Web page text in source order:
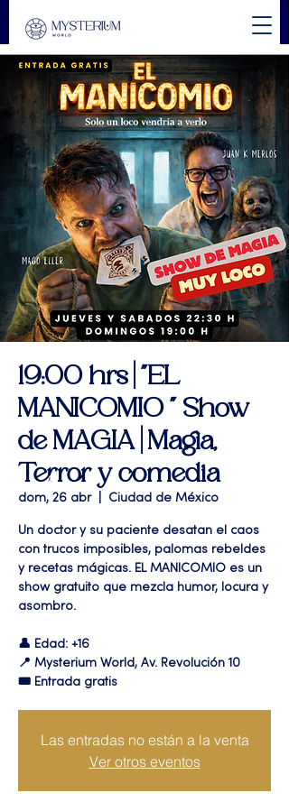
19:00 hrs | "EL
MANICOMIO " Show
de MAGIA | Magia,
Terror y comedia
dom, 26 abr
  |
Ciudad de México
Un doctor y su paciente desatan el caos
con trucos imposibles, palomas rebeldes
y recetas mágicas. EL MANICOMIO es un
show gratuito que mezcla humor, locura y
asombro.
👤 Edad: +16
📍 Mysterium World, Av. Revolución 10
🎟️ Entrada gratis
Las entradas no están a la venta
Ver otros eventos